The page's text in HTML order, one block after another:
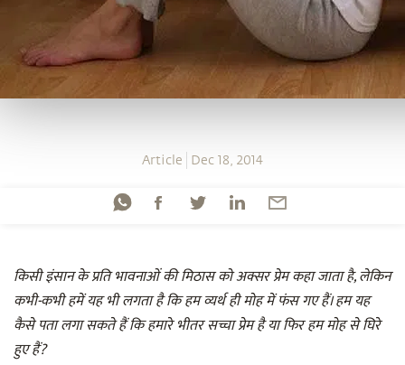
Article Dec 18, 2014
किसी इंसान के प्रति भावनाओं की मिठास को अक्सर प्रेम कहा जाता है, लेकिन
कभी-कभी हमें यह भी लगता है कि हम व्यर्थ ही मोह में फंस गए हैं। हम यह
कैसे पता लगा सकते हैं कि हमारे भीतर सच्चा प्रेम है या फिर हम मोह से घिरे
हुए हैं?